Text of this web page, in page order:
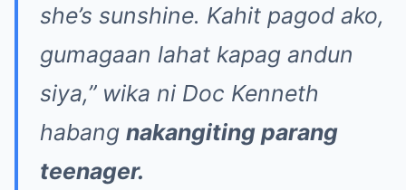
she’s sunshine. Kahit pagod ako,
gumagaan lahat kapag andun
siya,”wika ni Doc Kenneth
habang nakangiting parang
teenager.